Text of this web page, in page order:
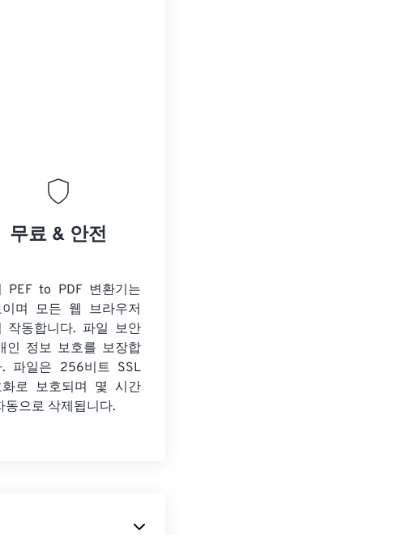
무료 & 안전
PEF to PDF 변환기는
이며 모든 웹 브라우저
작동합니다. 파일 보안
인 정보 보호를 보장합
. 파일은 256비트 SSL
화로 보호되며 몇 시간
동으로 삭제됩니다.